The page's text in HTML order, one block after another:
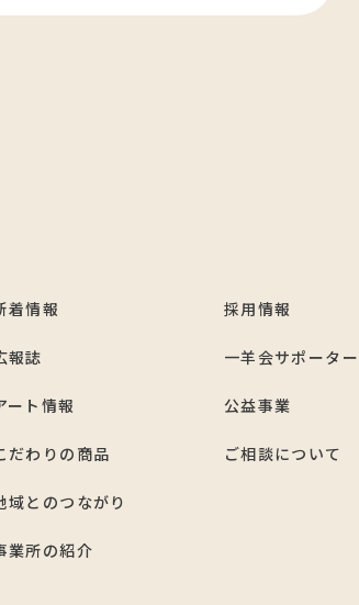
着情報
報誌
ート情報
だわりの商品
域とのつながり
業所の紹介
採用情報
一羊会サポーター
公益事業
ご相談について